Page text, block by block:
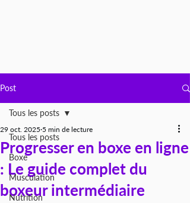
Post
Tous les posts
Boxe
Musculation
Nutrition
Tous les posts
Progresser en boxe en ligne
: Le guide complet du
boxeur intermédiaire
29 oct. 2025 5 min de lecture